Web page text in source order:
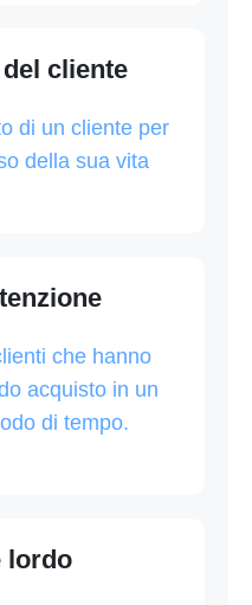
cliente
di un cliente per
della sua vita
che hanno
acquisto in un
di tempo.
lordo